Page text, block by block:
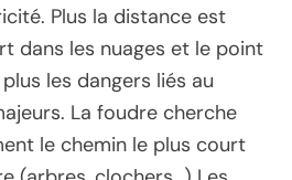
Plus la distance est
dans les nuages et le point
les dangers liés au
La foudre cherche
le chemin le plus court